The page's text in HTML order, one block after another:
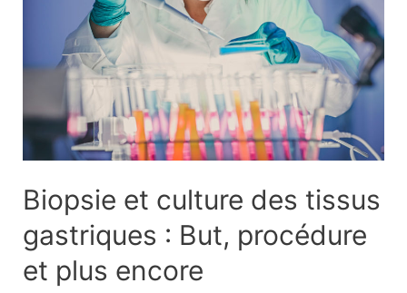
Biopsie et culture des tissus
gastriques : But, procédure
et plus encore